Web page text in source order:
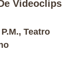
Videoclips
Teatro